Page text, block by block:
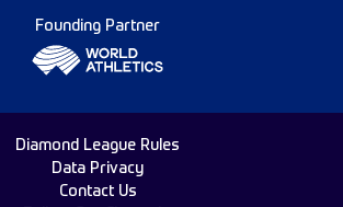
Founding Partner
Diamond League Rules
Data Privacy
Contact Us